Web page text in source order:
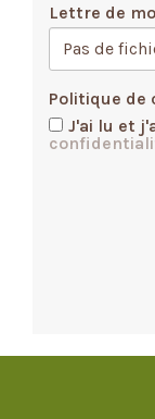
Lettre de
Pas de
Politique
J'ai lu et